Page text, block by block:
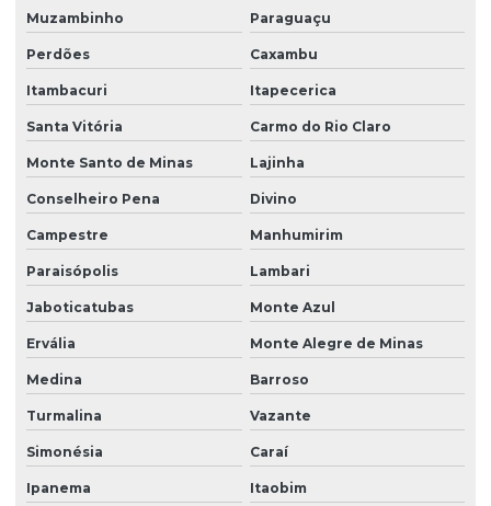
Muzambinho Paraguaçu
Perdões Caxambu
Itambacuri Itapecerica
Santa Vitória Carmo do Rio Claro
Monte Santo de Minas Lajinha
Conselheiro Pena Divino
Campestre Manhumirim
Paraisópolis Lambari
Jaboticatubas Monte Azul
Ervália Monte Alegre de Minas
Medina Barroso
Turmalina Vazante
Simonésia Caraí
Ipanema Itaobim